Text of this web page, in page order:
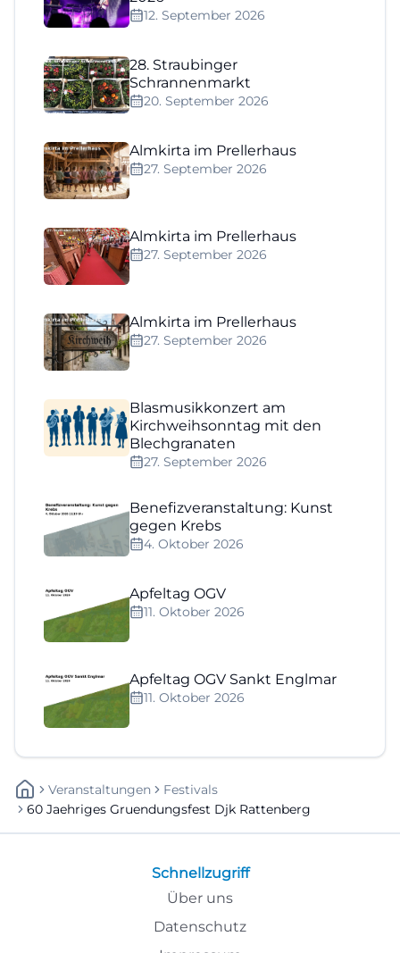
12. September 2026
28. Straubinger
Schrannenmarkt
20. September 2026
Almkirta im Prellerhaus
27. September 2026
Almkirta im Prellerhaus
27. September 2026
Almkirta im Prellerhaus
27. September 2026
Blasmusikkonzert am
Kirchweihsonntag mit den
Blechgranaten
27. September 2026
Benefizveranstaltung: Kunst
gegen Krebs
4. Oktober 2026
Apfeltag OGV
11. Oktober 2026
Apfeltag OGV Sankt Englmar
11. Oktober 2026
Veranstaltungen
Festivals
60 Jaehriges Gruendungsfest Djk Rattenberg
Schnellzugriff
Über uns
Datenschutz